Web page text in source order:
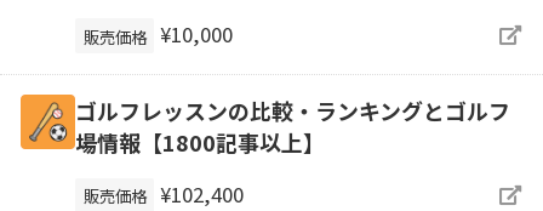
販売価格 ¥10,000
ゴルフレッスンの比較・ランキングとゴルフ
場情報【1800記事以上】
販売価格 ¥102,400